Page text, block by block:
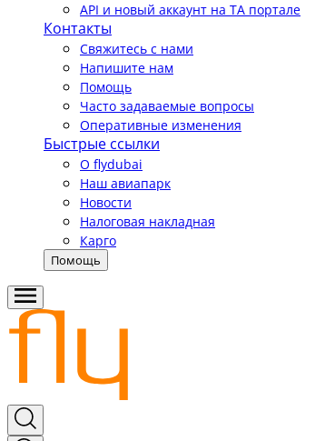
API и новый аккаунт на TA портале
Контакты
Свяжитесь с нами
Напишите нам
Помощь
Часто задаваемые вопросы
Оперативные изменения
Быстрые ссылки
О flydubai
Наш авиапарк
Новости
Налоговая накладная
Карго
Помощь